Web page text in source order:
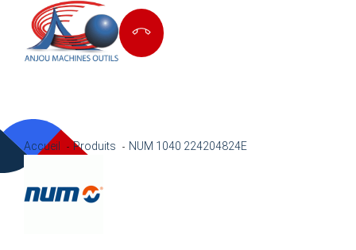
Accueil Produits NUM 1040 224204824E